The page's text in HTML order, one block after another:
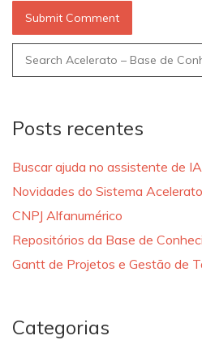
Search
for:
Posts recentes
Buscar ajuda no assistente de
Novidades do Sistema
CNPJ Alfanumérico
Repositórios da Base de
Gantt de Projetos e Gestão de
Categorias